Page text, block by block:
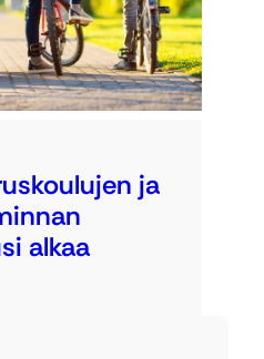
ja
alkaa